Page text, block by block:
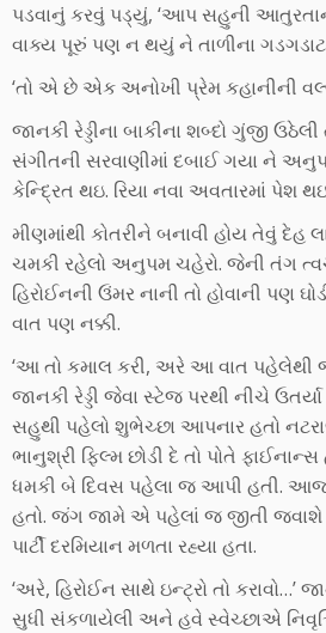
પડવાનું કરવું પડ્યું, ‘આપ સહુની
વાક્ય પૂરું પણ ન થયું ને તાળીના
‘તો એ છે એક અનોખી પ્રેમ કહાનીની
જાનકી રેડ્ડીના બાકીના શબ્દો ગુંજી
સંગીતની સરવાણીમાં દબાઈ ગયા ને
કેન્દ્રિત થઇ. રિયા નવા અવતારમાં પેશ
મીણમાંથી કોતરીને બનાવી હોય તેવું દેહ
ચમકી રહેલો અનુપમ ચહેરો. જેની તંગ
હિરોઈનની ઉંમર નાની તો હોવાની પણ
વાત પણ નક્કી.
‘આ તો કમાલ કરી, અરે આ વાત પહેલેથી
જાનકી રેડ્ડી જેવા સ્ટેજ પરથી નીચે
સહુથી પહેલો શુભેચ્છા આપનાર હતો
ભાનુશ્રી ફિલ્મ છોડી દે તો પોતે
ધમકી બે દિવસ પહેલા જ આપી હતી.
હતો. જંગ જામે એ પહેલાં જ જીતી
પાર્ટી દરમિયાન મળતા રહ્યા હતા.
‘અરે, હિરોઈન સાથે ઇન્ટ્રો તો કરાવો…’
સુધી સંકળાયેલી અને હવે સ્વેચ્છાએ